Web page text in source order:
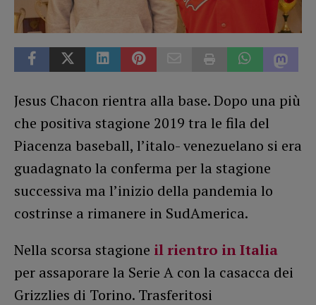
Jesus Chacon rientra alla base. Dopo una più
che positiva stagione 2019 tra le fila del
Piacenza baseball, l’italo- venezuelano si era
guadagnato la conferma per la stagione
successiva ma l’inizio della pandemia lo
costrinse a rimanere in SudAmerica.
Nella scorsa stagione il rientro in Italia
per assaporare la Serie A con la casacca dei
Grizzlies di Torino. Trasferitosi